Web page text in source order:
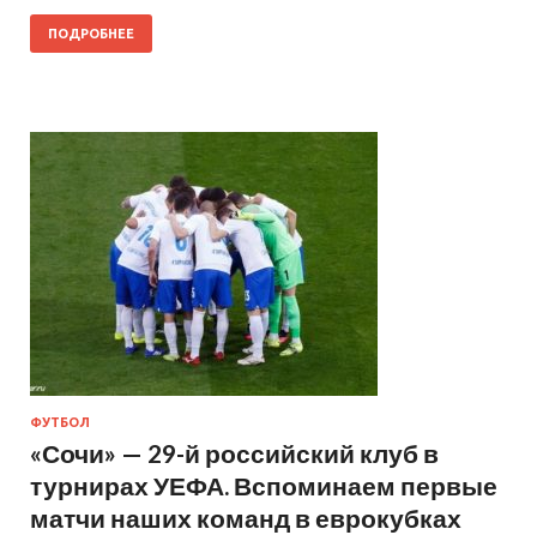
ПОДРОБНЕЕ
ФУТБОЛ
«Сочи» — 29-й российский клуб в
турнирах УЕФА. Вспоминаем первые
матчи наших команд в еврокубках